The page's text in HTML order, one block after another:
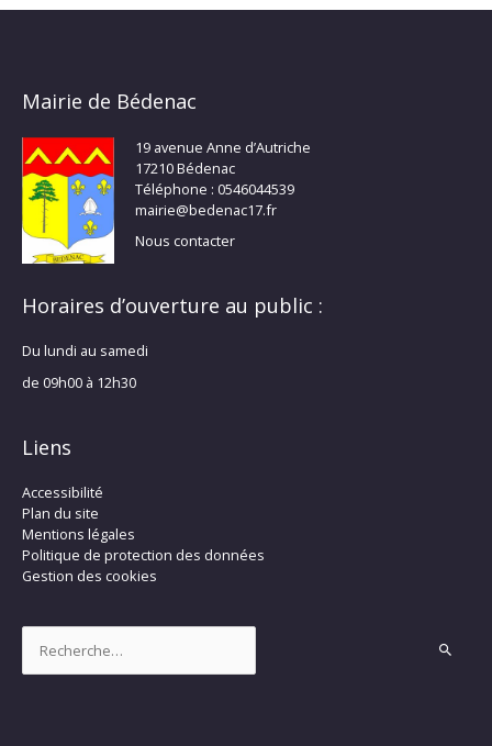
Mairie de Bédenac
19 avenue Anne d’Autriche
17210 Bédenac
Téléphone : 0546044539
mairie@bedenac17.fr
Nous contacter
Horaires d’ouverture au public :
Du lundi au samedi
de 09h00 à 12h30
Liens
Accessibilité
Plan du site
Mentions légales
Politique de protection des données
Gestion des cookies